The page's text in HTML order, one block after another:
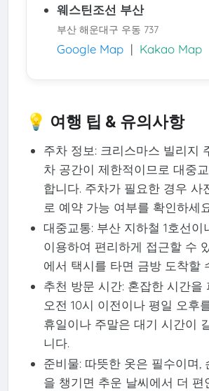
웨스틴조선 부산
부산 해운대구 우동 737
Google Map| Kakao Map
💡 여행 팁 & 유의사항
주차 정보: 크리스마스 빌리지
차 공간이 제한적이므로 대중
합니다. 주차가 필요한 경우 사
로 예약 가능 여부를 확인하세
대중교통: 부산 지하철 1호선이
이용하여 편리하게 접근할 수
에서 택시를 타면 금방 도착할
추천 방문 시간: 혼잡한 시간을
오전 10시 이전이나 평일 오후
휴일이나 주말은 대기 시간이
니다.
준비물: 따뜻한 옷은 필수이며,
을 챙기면 추운 날씨에서 더 편